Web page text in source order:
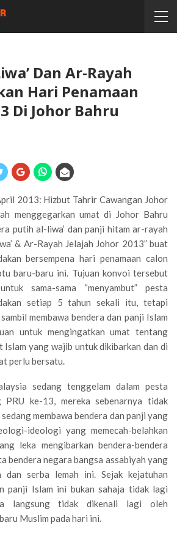
Dan Ar-Rayah
Hari Penamaan
Di Johor Bahru
2013: Hizbut Tahrir Cawangan Johor
menggegarkan umat di Johor Bahru
putih al-liwa’ dan panji hitam ar-rayah
& Ar-Rayah Jelajah Johor 2013” buat
bersempena hari penamaan calon
baru-baru ini. Tujuan konvoi tersebut
sama-sama “menyambut” pesta
setiap 5 tahun sekali itu, tetapi
membawa bendera dan panji Islam
untuk mengingatkan umat tentang
Islam yang wajib untuk dikibarkan dan di
perlu bersatu.
sedang tenggelam dalam pesta
PRU ke-13, mereka sebenarnya tidak
membawa bendera dan panji yang
ideologi yang memecah-belahkan
leka mengibarkan bendera-bendera
bendera negara bangsa assabiyah yang
dan serba lemah ini. Sejak kejatuhan
panji Islam ini bukan sahaja tidak lagi
langsung tidak dikenali lagi oleh
Muslim pada hari ini.